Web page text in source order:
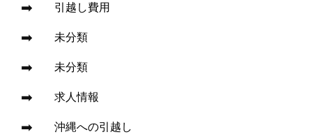
引越し費用
未分類
未分類
求人情報
沖縄への引越し